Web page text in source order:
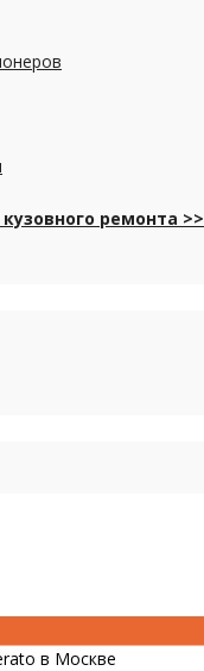
ремонта >>
в Москве